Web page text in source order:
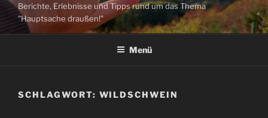
Berichte, Erlebnisse und Tipps rund um das Thema
"Hauptsache draußen!"
Menü
SCHLAGWORT: WILDSCHWEIN